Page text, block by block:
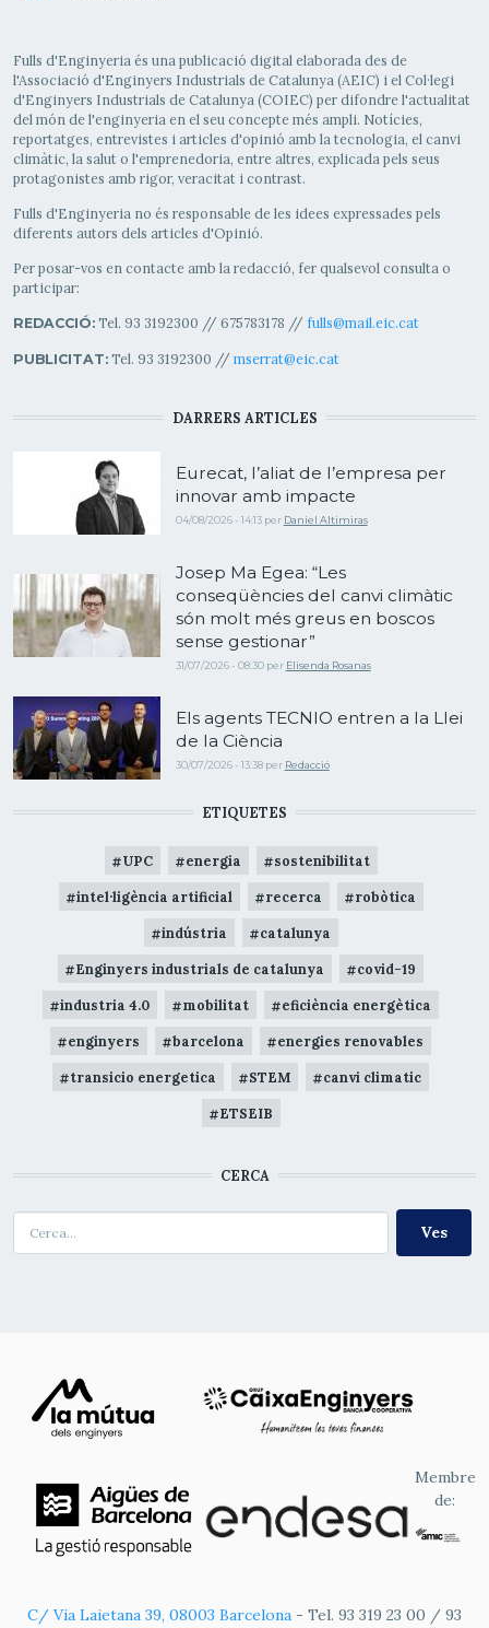
Fulls d'Enginyeria és una publicació digital elaborada des de
l'Associació d'Enginyers Industrials de Catalunya (AEIC) i el Col·legi
d'Enginyers Industrials de Catalunya (COIEC) per difondre l'actualitat
del món de l'enginyeria en el seu concepte més ampli. Notícies,
reportatges, entrevistes i articles d'opinió amb la tecnologia, el canvi
climàtic, la salut o l'emprenedoria, entre altres, explicada pels seus
protagonistes amb rigor, veracitat i contrast.
Fulls d'Enginyeria no és responsable de les idees expressades pels
diferents autors dels articles d'Opinió.
Per posar-vos en contacte amb la redacció, fer qualsevol consulta o
participar:
REDACCIÓ:Tel. 93 3192300 // 675783178 // fulls@mail.eic.cat
PUBLICITAT:Tel. 93 3192300 // mserrat@eic.cat
DARRERS ARTICLES
Eurecat, l’aliat de l’empresa per
innovar amb impacte
04/08/2026 - 14:13 per Daniel Altimiras
Josep Ma Egea: “Les
conseqüències del canvi climàtic
són molt més greus en boscos
sense gestionar”
31/07/2026 - 08:30 per Elisenda Rosanas
Els agents TECNIO entren a la Llei
de la Ciència
30/07/2026 - 13:38 per Redacció
ETIQUETES
UPC energia sostenibilitat
intel·ligència artificial recerca robòtica
indústria catalunya
Enginyers industrials de catalunya covid-19
industria 4.0 mobilitat eficiència energètica
enginyers barcelona energies renovables
transicio energetica STEM canvi climatic
ETSEIB
CERCA
Membre
de:
C/ Via Laietana 39, 08003 Barcelona - Tel. 93 319 23 00 / 93